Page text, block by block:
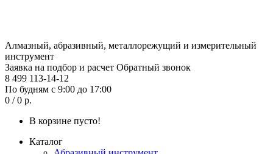
Алмазный, абразивный, металлорежущий и измерительный
инструмент
Заявка на подбор и расчет Обратный звонок
8 499 113-14-12
По будням с 9:00 до 17:00
0 / 0 р.
В корзине пусто!
Каталог